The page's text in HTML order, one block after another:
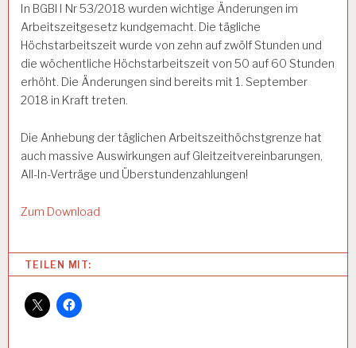
In BGBl I Nr 53/2018 wurden wichtige Änderungen im
Arbeitszeitgesetz kundgemacht. Die tägliche
Höchstarbeitszeit wurde von zehn auf zwölf Stunden und
die wöchentliche Höchstarbeitszeit von 50 auf 60 Stunden
erhöht. Die Änderungen sind bereits mit 1. September
2018 in Kraft treten.
Die Anhebung der täglichen Arbeitszeithöchstgrenze hat
auch massive Auswirkungen auf Gleitzeitvereinbarungen,
All-In-Verträge und Überstundenzahlungen!
Zum Download
Categories:
1
2
-
TEILEN MIT: